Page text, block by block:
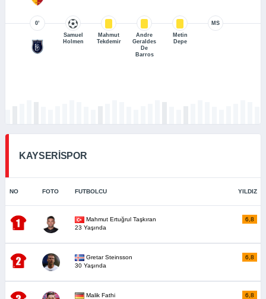
0’
Samuel
Holmen
Mahmut
Tekdemir
Andre
Geraldes
De
Barros
Metin
Depe
MS
KAYSERİSPOR
NO FOTO FUTBOLCU YILDIZ
Mahmut Ertuğrul Taşkıran
23 Yaşında
6,8
Gretar Steinsson
30 Yaşında
6,8
Malik Fathi
6,8